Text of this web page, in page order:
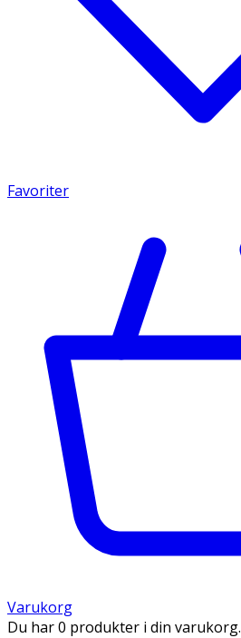
Favoriter
Varukorg
Du har 0 produkter i din varukorg.